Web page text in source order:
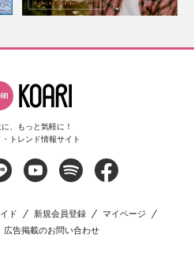
、もっと気軽に！
トレンド情報サイト
ド 新規会員登録
マイページ
広告掲載のお問い合わせ